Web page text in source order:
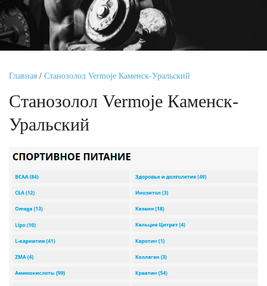
Главная / Станозолол Vermoje Каменск-Уральский
Станозолол Vermoje Каменск-
Уральский